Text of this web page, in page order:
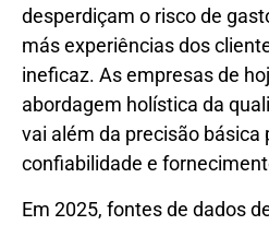
desperdiçam o risco de
más experiências dos
ineficaz. As empresas de
abordagem holística da
vai além da precisão básica
confiabilidade e
Em 2025, fontes de dados